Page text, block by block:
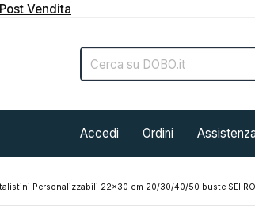
Vendita
Accedi Ordini Assistenza
Personalizzabili 22x30 cm 20/30/40/50 buste SEI